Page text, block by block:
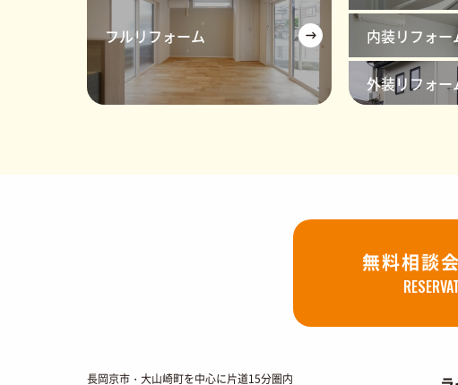
フルリフォーム 内装リフォー
外装リフォー
無料相談
長岡京市・大山崎町を中心に片道15分圏内